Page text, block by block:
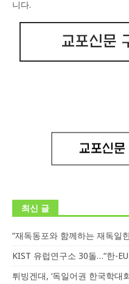
니다.
최신 글
“재독동포와 함께하는 재독일
KIST 유럽연구소 30돌…“한-
튀빙겐대, ‘독일어권 한국학대